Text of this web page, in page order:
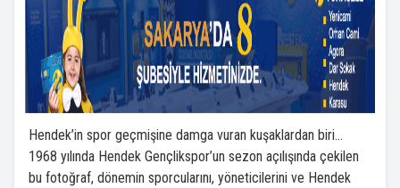
Hendek’in spor geçmişine damga vuran kuşaklardan biri…
1968 yılında Hendek Gençlikspor’un sezon açılışında çekilen
bu fotoğraf, dönemin sporcularını, yöneticilerini ve Hendek